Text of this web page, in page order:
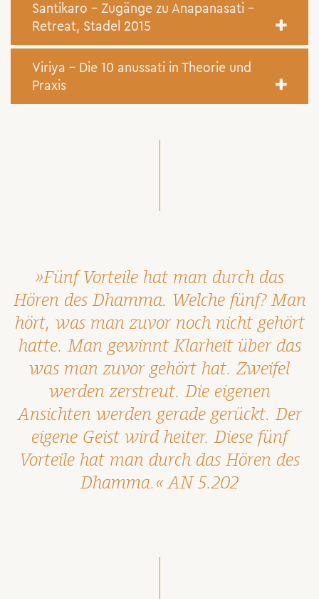
Santikaro – Zugänge zu Anapanasati –
Retreat, Stadel 2015
Viriya - Die 10 anussati in Theorie und
Praxis
»Fünf Vorteile hat man durch das
Hören des Dhamma. Welche fünf? Man
hört, was man zuvor noch nicht gehört
hatte. Man gewinnt Klarheit über das
was man zuvor gehört hat. Zweifel
werden zerstreut. Die eigenen
Ansichten werden gerade gerückt. Der
eigene Geist wird heiter. Diese fünf
Vorteile hat man durch das Hören des
Dhamma.« AN 5.202